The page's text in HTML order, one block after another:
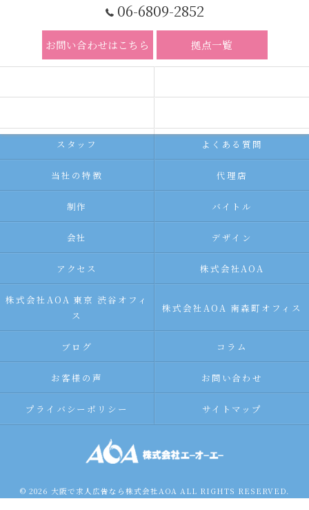
06-6809-2852
お問い合わせはこちら 拠点一覧
スタッフ よくある質問
当社の特徴 代理店
制作 バイトル
会社 デザイン
アクセス 株式会社AOA
株式会社AOA 東京 渋谷オフィ
ス
株式会社AOA 南森町オフィス
ブログ コラム
お客様の声 お問い合わせ
プライバシーポリシー サイトマップ
© 2026 大阪で求人広告なら株式会社AOA ALL RIGHTS RESERVED.